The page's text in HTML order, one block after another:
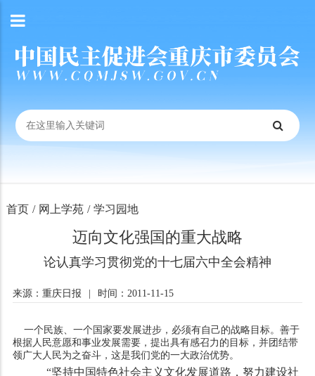
首页 / 网上学苑 / 学习园地
迈向文化强国的重大战略
论认真学习贯彻党的十七届六中全会精神
来源：重庆日报 时间：2011-11-15
一个民族、一个国家要发展进步，必须有自己的战略目标。善于
根据人民意愿和事业发展需要，提出具有感召力的目标，并团结带
领广大人民为之奋斗，这是我们党的一大政治优势。
“坚持中国特色社会主义文化发展道路，努力建设社